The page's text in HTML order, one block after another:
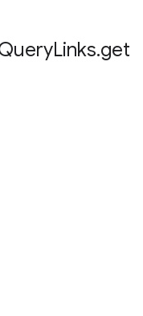
Links.get